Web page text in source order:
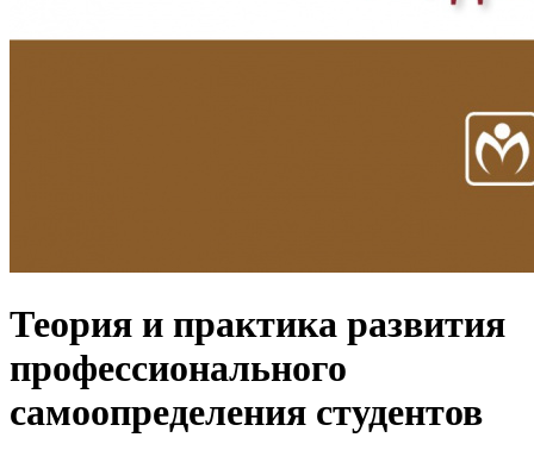
Теория и практика развития
профессионального
самоопределения студентов